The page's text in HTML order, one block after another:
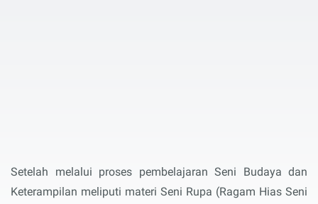
Setelah melalui proses pembelajaran Seni Budaya dan
Keterampilan meliputi materi Seni Rupa (Ragam Hias Seni